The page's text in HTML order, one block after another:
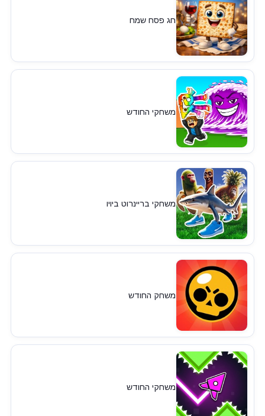
חג פסח שמח
משחקי החודש
משחקי בריינרוט ביויו
משחק החודש
משחקי החודש